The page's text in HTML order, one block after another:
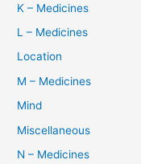
K – Medicines
L – Medicines
Location
M – Medicines
Mind
Miscellaneous
N – Medicines